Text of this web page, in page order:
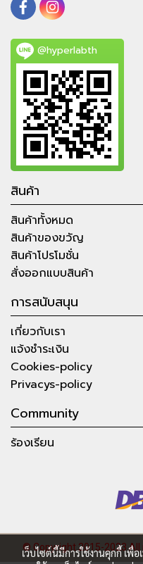
@hyperlabth
สินค้า
สินค้าทั้งหมด
สินค้าของขวัญ
สินค้าโปรโมชั่น
สั่งออกแบบสินค้า
การสนับสนุน
เกี่ยวกับเรา
แจ้งชำระเงิน
Cookies-policy
Privacys-policy
Community
ร้องเรียน
© Copyright 2015-2023 All
เว็บไซต์นี้มีการใช้งานคุกกี้ เ